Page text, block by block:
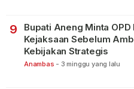
9
Bupati Aneng Minta OPD
Kejaksaan Sebelum
Kebijakan Strategis
Anambas - 3 minggu yang lalu